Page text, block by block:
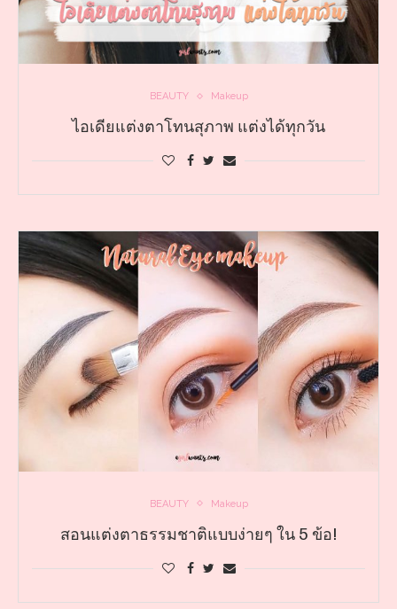
BEAUTY Makeup
ไอเดียแต่งตาโทนสุภาพ แต่งได้ทุกวัน
BEAUTY Makeup
สอนแต่งตาธรรมชาติแบบง่ายๆ ใน 5 ข้อ!